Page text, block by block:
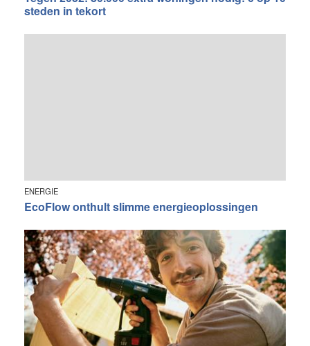
steden in tekort
ENERGIE
EcoFlow onthult slimme energieoplossingen